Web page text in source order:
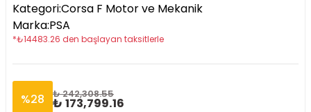
Kategori:Corsa F Motor ve Mekanik
Marka:PSA
*₺14483.26 den başlayan taksitlerle
%28 ₺ 242,308.55
₺ 173,799.16